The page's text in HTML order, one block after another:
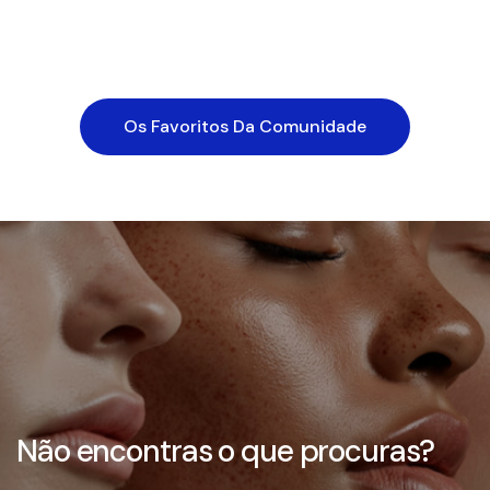
Os Favoritos Da Comunidade
Não encontras o que procuras?